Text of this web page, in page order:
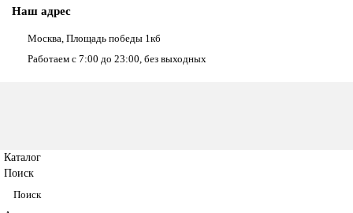
Наш адрес
Москва, Площадь победы 1кб
Работаем с 7:00 до 23:00, без выходных
Каталог
Поиск